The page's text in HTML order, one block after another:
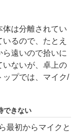
は分離されてい
るので、たとえ
遠いので拾いに
いないが、卓上の
プでは、マイク/
できない
最初からマイクと